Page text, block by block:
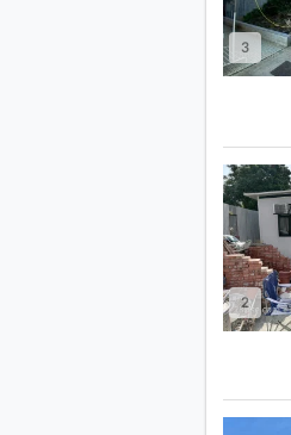
3
2